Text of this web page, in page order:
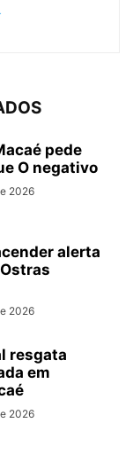
pede
O negativo
2026
alerta
2026
resgata
em
2026